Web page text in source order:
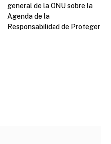
general de la ONU sobre la
Agenda de la
Responsabilidad de Proteger